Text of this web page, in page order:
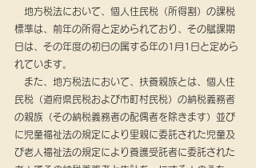
地方税法において、個人住民税（所得割）の課税
標準は、前年の所得と定められており、その賦課期
日は、その年度の初日の属する年の1月1日と定めら
れています。
また、地方税法において、扶養親族とは、個人住
民税（道府県民税および市町村民税）の納税義務者
の親族（その納税義務者の配偶者を除きます）並び
に児童福祉法の規定により里親に委託された児童及
び老人福祉法の規定により養護受託者に委託された